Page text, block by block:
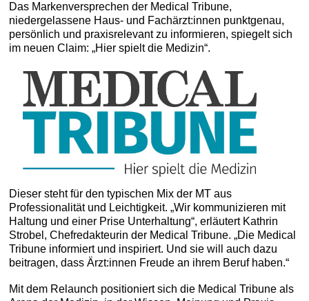
Das Markenversprechen der Medical Tribune,
niedergelassene Haus- und Fachärzt:innen punktgenau,
persönlich und praxisrelevant zu informieren, spiegelt sich
im neuen Claim: „Hier spielt die Medizin“.
Dieser steht für den typischen Mix der MT aus
Professionalität und Leichtigkeit. „Wir kommunizieren mit
Haltung und einer Prise Unterhaltung“, erläutert Kathrin
Strobel, Chefredakteurin der Medical Tribune. „Die Medical
Tribune informiert und inspiriert. Und sie will auch dazu
beitragen, dass Ärzt:innen Freude an ihrem Beruf haben.“
Mit dem Relaunch positioniert sich die Medical Tribune als